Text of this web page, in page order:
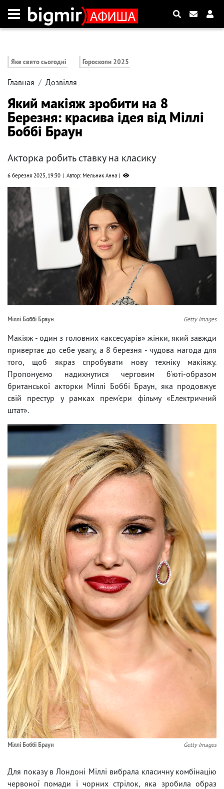
Яке свято сьогодні Гороскопи 2025
Главная Дозвілля
Який макіяж зробити на 8
Березня: красива ідея від Міллі
Боббі Браун
Акторка робить ставку на класику
6 березня 2025, 19:30 Автор: Мельник Анна
Міллі Боббі Браун Getty Images
Макіяж - один з головних «аксесуарів» жінки, який завжди
привертає до себе увагу, а 8 березня - чудова нагода для
того, щоб якраз спробувати нову техніку макіяжу.
Пропонуємо надихнутися черговим б'юті-образом
британської акторки Міллі Боббі Браун, яка продовжує
свій престур у рамках прем'єри фільму «Електричний
штат».
Міллі Боббі Браун Getty Images
Для показу в Лондоні Міллі вибрала класичну комбінацію
червоної помади і чорних стрілок, яка зробила образ